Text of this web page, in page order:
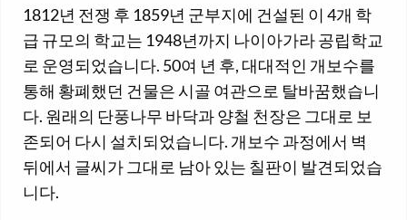
1812년 전쟁 후 1859년 군부지에 건설된 이 4개 학
급 규모의 학교는 1948년까지 나이아가라 공립학교
로 운영되었습니다. 50여 년 후, 대대적인 개보수를
통해 황폐했던 건물은 시골 여관으로 탈바꿈했습니
다. 원래의 단풍나무 바닥과 양철 천장은 그대로 보
존되어 다시 설치되었습니다. 개보수 과정에서 벽
뒤에서 글씨가 그대로 남아 있는 칠판이 발견되었습
니다.